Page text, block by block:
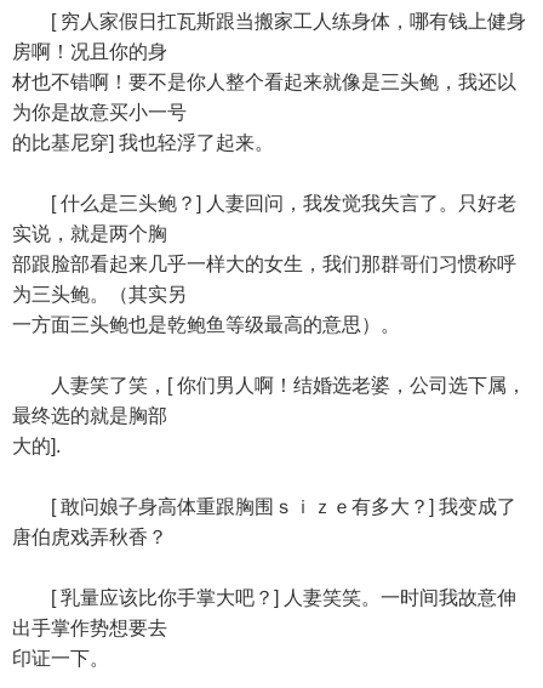
[ 穷人家假日扛瓦斯跟当搬家工人练身体，哪有钱上健身
房啊！况且你的身
材也不错啊！要不是你人整个看起来就像是三头鲍，我还以
为你是故意买小一号
的比基尼穿] 我也轻浮了起来。
[ 什么是三头鲍？] 人妻回问，我发觉我失言了。只好老
实说，就是两个胸
部跟脸部看起来几乎一样大的女生，我们那群哥们习惯称呼
为三头鲍。（其实另
一方面三头鲍也是乾鲍鱼等级最高的意思）。
人妻笑了笑，[ 你们男人啊！结婚选老婆，公司选下属，
最终选的就是胸部
大的].
[ 敢问娘子身高体重跟胸围ｓｉｚｅ有多大？] 我变成了
唐伯虎戏弄秋香？
[ 乳量应该比你手掌大吧？] 人妻笑笑。一时间我故意伸
出手掌作势想要去
印证一下。